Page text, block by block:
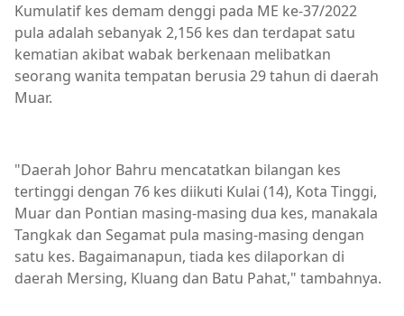
Kumulatif kes demam denggi pada ME ke-37/2022
pula adalah sebanyak 2,156 kes dan terdapat satu
kematian akibat wabak berkenaan melibatkan
seorang wanita tempatan berusia 29 tahun di daerah
Muar.
"Daerah Johor Bahru mencatatkan bilangan kes
tertinggi dengan 76 kes diikuti Kulai (14), Kota Tinggi,
Muar dan Pontian masing-masing dua kes, manakala
Tangkak dan Segamat pula masing-masing dengan
satu kes. Bagaimanapun, tiada kes dilaporkan di
daerah Mersing, Kluang dan Batu Pahat," tambahnya.